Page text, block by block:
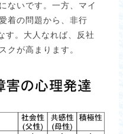
ないです。一方、マイ
着の問題から、非行
す。大人なれば、反社
クが高まります。